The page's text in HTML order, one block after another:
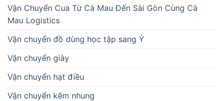
Vận Chuyển Cua Từ Cà Mau Đến Sài Gòn Cùng Cà
Mau Logistics
Vận chuyển đồ dùng học tập sang Ý
Vận chuyển giày
Vận chuyển hạt điều
Vận chuyển kẽm nhung